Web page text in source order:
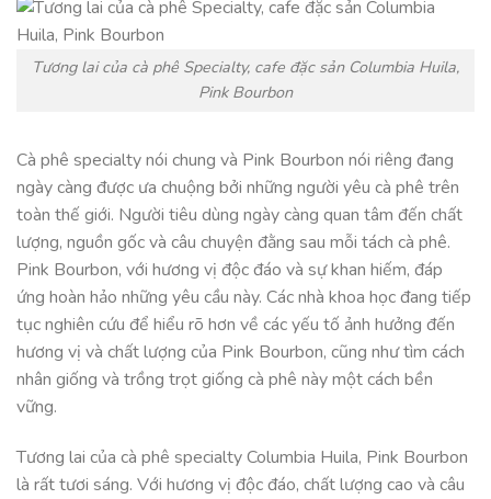
Tương lai của cà phê Specialty, cafe đặc sản Columbia Huila,
Pink Bourbon
Cà phê specialty nói chung và Pink Bourbon nói riêng đang
ngày càng được ưa chuộng bởi những người yêu cà phê trên
toàn thế giới. Người tiêu dùng ngày càng quan tâm đến chất
lượng, nguồn gốc và câu chuyện đằng sau mỗi tách cà phê.
Pink Bourbon, với hương vị độc đáo và sự khan hiếm, đáp
ứng hoàn hảo những yêu cầu này. Các nhà khoa học đang tiếp
tục nghiên cứu để hiểu rõ hơn về các yếu tố ảnh hưởng đến
hương vị và chất lượng của Pink Bourbon, cũng như tìm cách
nhân giống và trồng trọt giống cà phê này một cách bền
vững.
Tương lai của cà phê specialty Columbia Huila, Pink Bourbon
là rất tươi sáng. Với hương vị độc đáo, chất lượng cao và câu